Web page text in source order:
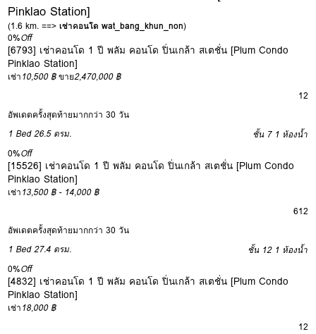
Pinklao Station]
(1.6 km. ==>เช่าคอนโด wat_bang_khun_non)
0%Off
[6793] เช่าคอนโด 1 ปี พลัม คอนโด ปิ่นเกล้า สเตชั่น [Plum Condo
Pinklao Station]
เช่า10,500 ฿ ขาย2,470,000 ฿
12
อัพเดตครั้งสุดท้ายมากกว่า 30 วัน
1 Bed 26.5 ตรม. ชั้น 7 1 ห้องน้ำ
0%Off
[15526] เช่าคอนโด 1 ปี พลัม คอนโด ปิ่นเกล้า สเตชั่น [Plum Condo
Pinklao Station]
เช่า13,500 ฿ - 14,000 ฿
612
อัพเดตครั้งสุดท้ายมากกว่า 30 วัน
1 Bed 27.4 ตรม. ชั้น 12 1 ห้องน้ำ
0%Off
[4832] เช่าคอนโด 1 ปี พลัม คอนโด ปิ่นเกล้า สเตชั่น [Plum Condo
Pinklao Station]
เช่า18,000 ฿
12